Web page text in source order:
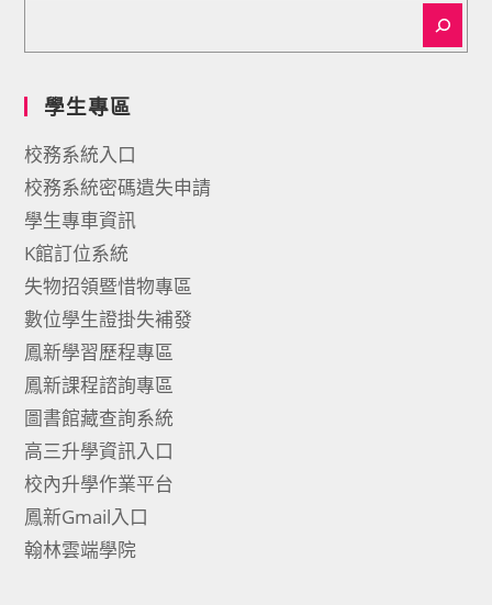
學生專區
校務系統入口
校務系統密碼遺失申請
學生專車資訊
K館訂位系統
失物招領暨惜物專區
數位學生證掛失補發
鳳新學習歷程專區
鳳新課程諮詢專區
圖書館藏查詢系統
高三升學資訊入口
校內升學作業平台
鳳新Gmail入口
翰林雲端學院